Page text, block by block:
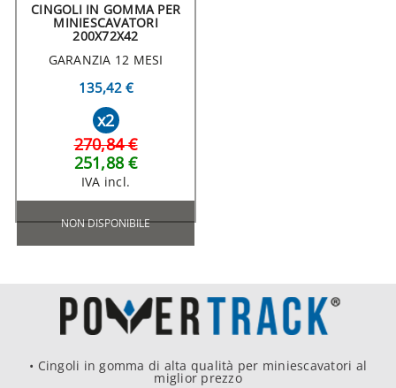
CINGOLI IN GOMMA PER
MINIESCAVATORI
200X72X42
GARANZIA 12 MESI
135,42 €
x2
270,84 €
251,88 €
IVA incl.
NON DISPONIBILE
• Cingoli in gomma di alta qualità per miniescavatori al
miglior prezzo